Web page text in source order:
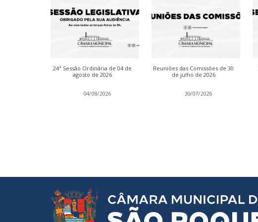
24ª Sessão Ordinária de 04 de
agosto de 2026
04/08/2026
Reuniões das Comissões de 30
de julho de 2026
30/07/2026